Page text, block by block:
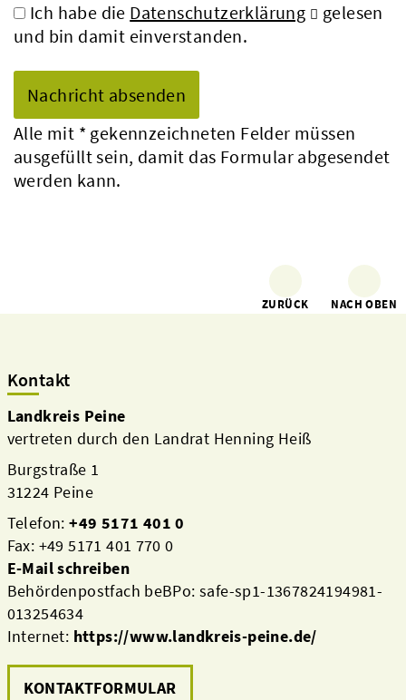
Ich habe die Datenschutzerklärung
gelesen
und bin damit einverstanden.
Alle mit * gekennzeichneten Felder müssen
ausgefüllt sein, damit das Formular abgesendet
werden kann.
ZURÜCK NACH OBEN
Kontakt
Landkreis Peine
vertreten durch den Landrat Henning Heiß
Burgstraße 1
31224 Peine
Telefon:+49 5171 401 0
Fax: +49 5171 401 770 0
E-Mail schreiben
Behördenpostfach beBPo: safe-sp1-1367824194981-
013254634
Internet: https://www.landkreis-peine.de/
KONTAKTFORMULAR